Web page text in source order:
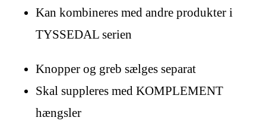
Kan kombineres med andre produkter i
TYSSEDAL serien
Knopper og greb sælges separat
Skal suppleres med KOMPLEMENT
hængsler